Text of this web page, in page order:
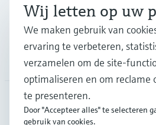
Support
Bedrijf
BEL•Nederlands
Wij letten op uw
We maken gebruik van
ervaring te verbeteren,
verzamelen om de site-
optimaliseren en om reclame
te presenteren.
Door "Accepteer alles" te selecteren
gebruik van cookies.